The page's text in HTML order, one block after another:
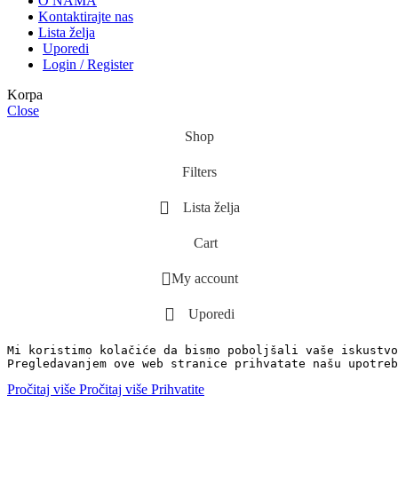
Kontaktirajte nas
Lista želja
Uporedi
Login / Register
Korpa
Close
Shop
Filters
Lista želja
Cart
My account
Uporedi
Mi koristimo kolačiće da bismo poboljšali vaše
Pregledavanjem ove web stranice prihvatate našu
Pročitaj više Pročitaj više Prihvatite